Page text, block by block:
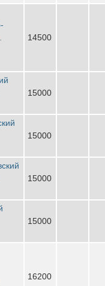
14500
15000
15000
15000
15000
16200